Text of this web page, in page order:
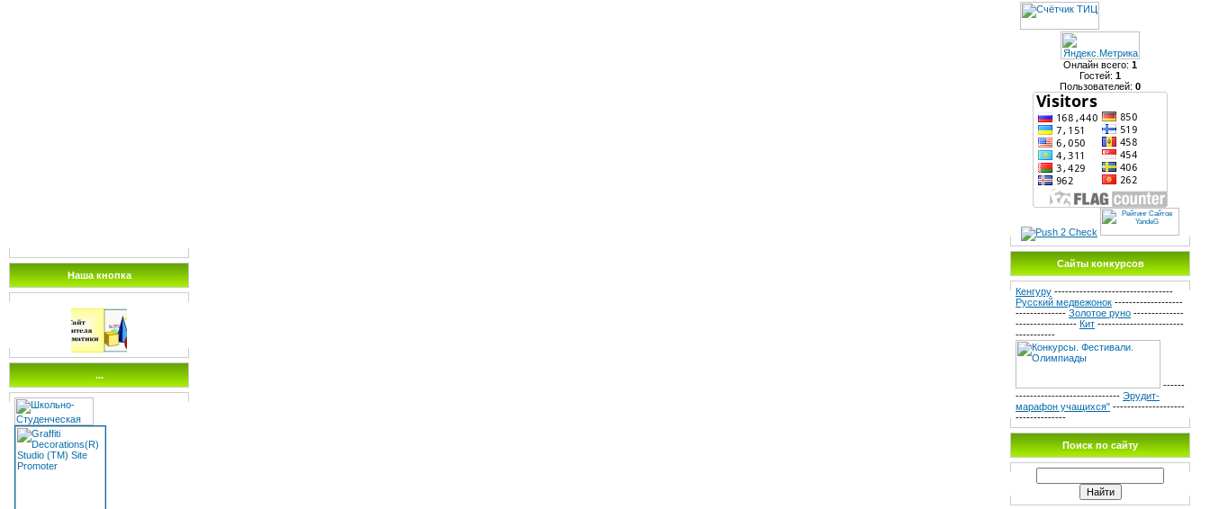
Наша кнопка
...
Онлайн всего: 1
Гостей: 1
Пользователей: 0
Сайты конкурсов
Кенгуру ---------------------------------
Русский медвежонок -------------------
-------------- Золотое руно --------------
----------------- Кит ------------------------
-----------
------
----------------------------- Эрудит-
марафон учащихся" --------------------
--------------
Поиск по сайту